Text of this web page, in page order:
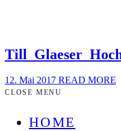
12. Mai 2017 READ MORE
CLOSE MENU
HOME